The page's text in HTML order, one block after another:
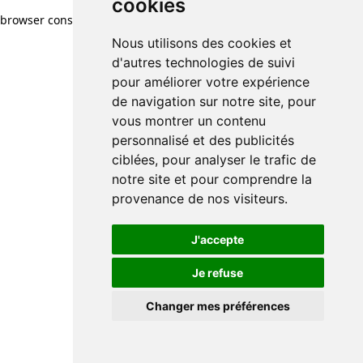
cookies
Nous utilisons des cookies et
d'autres technologies de suivi
pour améliorer votre expérience
de navigation sur notre site, pour
vous montrer un contenu
personnalisé et des publicités
ciblées, pour analyser le trafic de
notre site et pour comprendre la
provenance de nos visiteurs.
J'accepte
Je refuse
Changer mes préférences
browser console for more information)